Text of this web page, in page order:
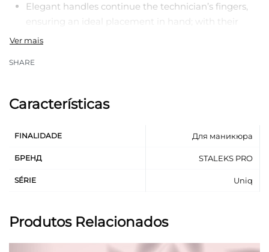
Elegant handles continue the technician’s fingers,
ensuring an ideal placement in hand; with their
help, a manicure becomes a pleasant art.
does not reflect light, and does not load the
Thin, narrowed blades ensure a precise cut.
High-alloy stainless steel.
autoclave without loss of quality.
Can be subject to disinfection with special agents.
SHARE
Características
FINALIDADE Для маникюра
БРЕНД STALEKS PRO
SÉRIE Uniq
Produtos Relacionados